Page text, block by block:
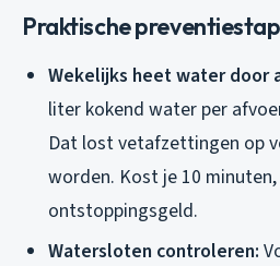
Praktische
Wekelijks heet water door
liter kokend water per
Dat lost vetafzettingen op
worden. Kost je 10
ontstoppingsgeld.
Watersloten controleren: